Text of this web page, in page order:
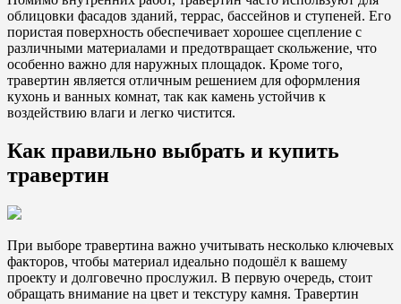
облицовки фасадов зданий, террас, бассейнов и ступеней. Его
пористая поверхность обеспечивает хорошее сцепление с
различными материалами и предотвращает скольжение, что
особенно важно для наружных площадок. Кроме того,
травертин является отличным решением для оформления
кухонь и ванных комнат, так как камень устойчив к
воздействию влаги и легко чистится.
Как правильно выбрать и купить
травертин
При выборе травертина важно учитывать несколько ключевых
факторов, чтобы материал идеально подошёл к вашему
проекту и долговечно прослужил. В первую очередь, стоит
обращать внимание на цвет и текстуру камня. Травертин